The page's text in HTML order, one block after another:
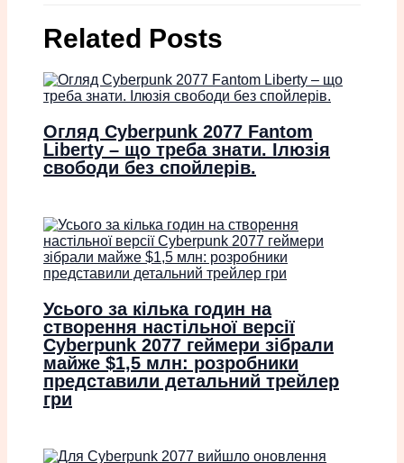
Related Posts
Огляд Cyberpunk 2077 Fantom
Liberty – що треба знати. Ілюзія
свободи без спойлерів.
Усього за кілька годин на
створення настільної версії
Cyberpunk 2077 геймери зібрали
майже $1,5 млн: розробники
представили детальний трейлер
гри